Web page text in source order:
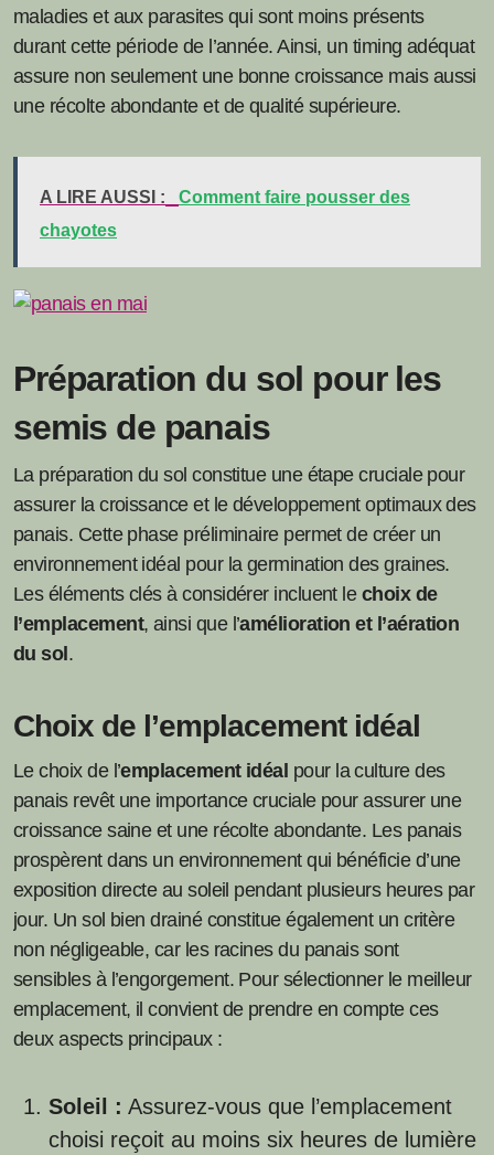
maladies et aux parasites qui sont moins présents
durant cette période de l’année. Ainsi, un timing adéquat
assure non seulement une bonne croissance mais aussi
une récolte abondante et de qualité supérieure.
A LIRE AUSSI :
Comment faire pousser des
chayotes
Préparation du sol pour les
semis de panais
La préparation du sol constitue une étape cruciale pour
assurer la croissance et le développement optimaux des
panais. Cette phase préliminaire permet de créer un
environnement idéal pour la germination des graines.
Les éléments clés à considérer incluent le choix de
l’emplacement, ainsi que l’amélioration et l’aération
du sol .
Choix de l’emplacement idéal
Le choix de l’emplacement idéal pour la culture des
panais revêt une importance cruciale pour assurer une
croissance saine et une récolte abondante. Les panais
prospèrent dans un environnement qui bénéficie d’une
exposition directe au soleil pendant plusieurs heures par
jour. Un sol bien drainé constitue également un critère
non négligeable, car les racines du panais sont
sensibles à l’engorgement. Pour sélectionner le meilleur
emplacement, il convient de prendre en compte ces
deux aspects principaux :
Soleil : Assurez-vous que l’emplacement
choisi reçoit au moins six heures de lumière